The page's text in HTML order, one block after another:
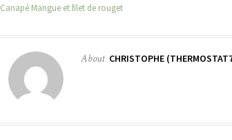
Canapé Mangue et filet de rouget
About CHRISTOPHE